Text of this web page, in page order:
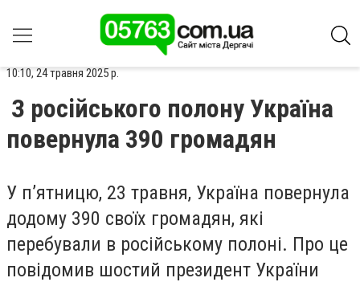
10:10, 24 травня 2025 р.
З російського полону Україна
повернула 390 громадян
У п’ятницю, 23 травня, Україна повернула
додому 390 своїх громадян, які
перебували в російському полоні. Про це
повідомив шостий президент України